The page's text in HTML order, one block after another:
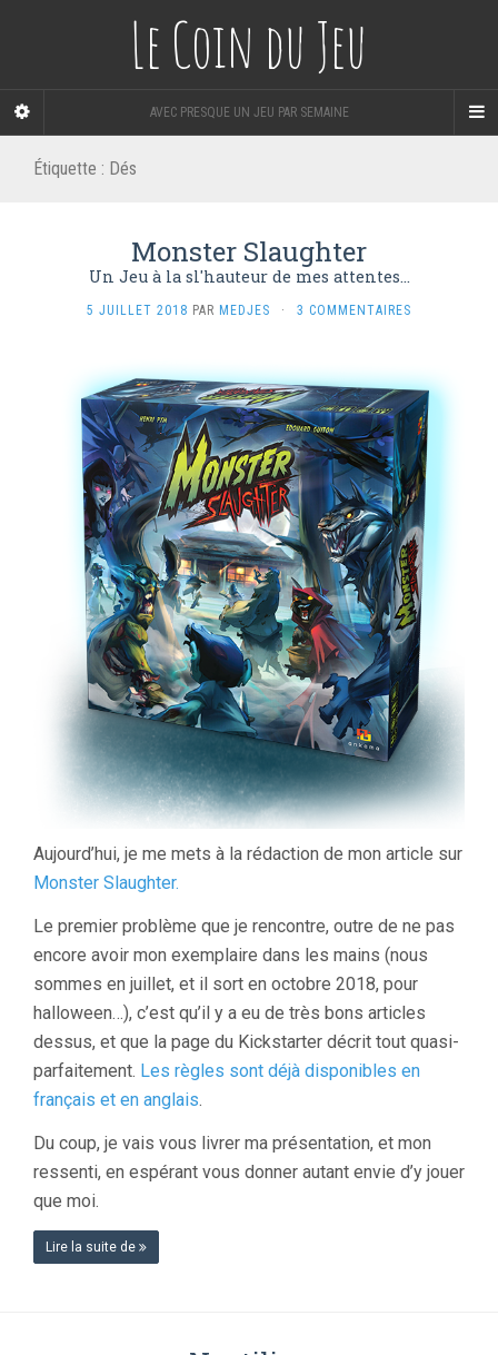
Le Coin du Jeu
AVEC PRESQUE UN JEU PAR SEMAINE
Étiquette : Dés
Monster Slaughter
Un Jeu à la sl'hauteur de mes attentes...
5 JUILLET 2018 PAR MEDJES · 3 COMMENTAIRES
Aujourd’hui, je me mets à la rédaction de mon article sur
Monster Slaughter.
Le premier problème que je rencontre, outre de ne pas
encore avoir mon exemplaire dans les mains (nous
sommes en juillet, et il sort en octobre 2018, pour
halloween…), c’est qu’il y a eu de très bons articles
dessus, et que la page du Kickstarter décrit tout quasi-
parfaitement. Les règles sont déjà disponibles en
français et en anglais.
Du coup, je vais vous livrer ma présentation, et mon
ressenti, en espérant vous donner autant envie d’y jouer
que moi.
Lire la suite de